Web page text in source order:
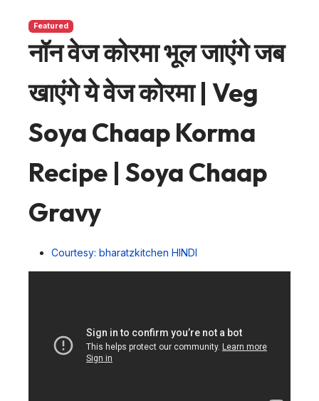
Featured
नॉन वेज कोरमा भूल जाएंगे जब
खाएंगे ये वेज कोरमा | Veg
Soya Chaap Korma
Recipe | Soya Chaap
Gravy
Courtesy: bharatzkitchen HINDI